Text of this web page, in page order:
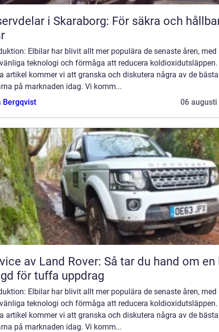
i Skaraborg: För säkra och
Elbilar har blivit allt mer populära de senaste åren, med
teknologi och förmåga att reducera koldioxidutsläppen.
artikel kommer vi att granska och diskutera några av de bästa
på marknaden idag. Vi komm...
Bergqvist
06 augusti
av Land Rover: Så tar du hand om en
för tuffa uppdrag
Elbilar har blivit allt mer populära de senaste åren, med
teknologi och förmåga att reducera koldioxidutsläppen.
artikel kommer vi att granska och diskutera några av de bästa
på marknaden idag. Vi komm...